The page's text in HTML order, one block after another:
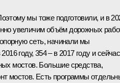
мы тоже подготовили, и в
увеличим объём дорожных
сеть, начинали мы
году, 354 – в 2017 году и сейчас
мостов. Большие средства,
мостов. Есть программы